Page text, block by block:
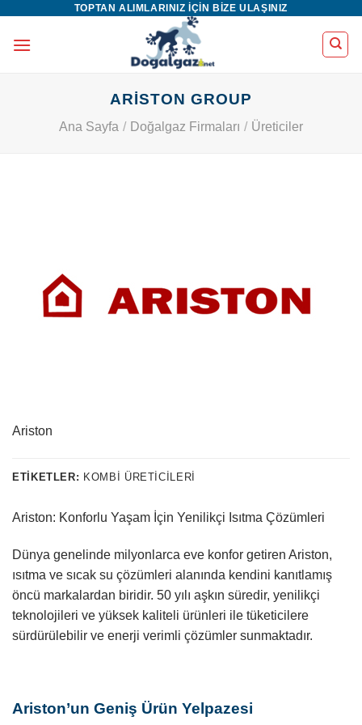
TOPTAN ALIMLARINIZ IÇIN BIZE ULAŞINIZ
ARISTON GROUP
Ana Sayfa / Doğalgaz Firmaları / Üreticiler
Ariston
ETIKETLER: KOMBI ÜRETICILERI
Ariston: Konforlu Yaşam İçin Yenilikçi Isıtma Çözümleri
Dünya genelinde milyonlarca eve konfor getiren Ariston,
ısıtma ve sıcak su çözümleri alanında kendini kanıtlamış
öncü markalardan biridir. 50 yılı aşkın süredir, yenilikçi
teknolojileri ve yüksek kaliteli ürünleri ile tüketicilere
sürdürülebilir ve enerji verimli çözümler sunmaktadır.
Ariston’un Geniş Ürün Yelpazesi